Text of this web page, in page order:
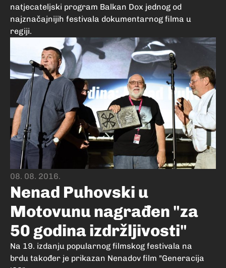
natjecateljski program Balkan Dox jednog od
najznačajnijih festivala dokumentarnog filma u
regiji.
08. 08. 2016.
Nenad Puhovski u
Motovunu nagrađen "za
50 godina izdržljivosti"
Na 19. izdanju popularnog filmskog festivala na
brdu također je prikazan Nenadov film "Generacija